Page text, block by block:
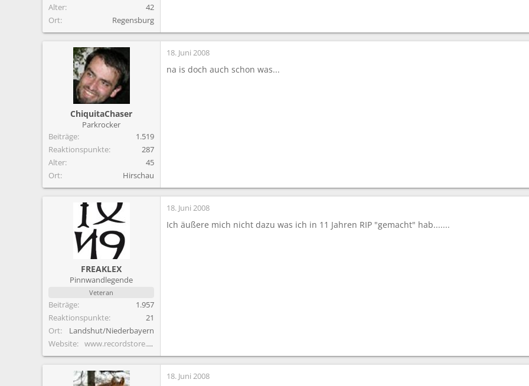
Alter
42
Ort
Regensburg
ChiquitaChaser
Parkrocker
Beiträge
1.519
Reaktionspunkte
287
Alter
45
Ort
Hirschau
18. Juni 2008
na is doch auch schon was...
FREAKLEX
Pinnwandlegende
Veteran
Beiträge
1.957
Reaktionspunkte
21
Ort
Landshut/Niederbayern
Website
www.recordstore.com
18. Juni 2008
Ich äußere mich nicht dazu was ich in 11 Jahren RIP "gemacht" hab.......
18. Juni 2008